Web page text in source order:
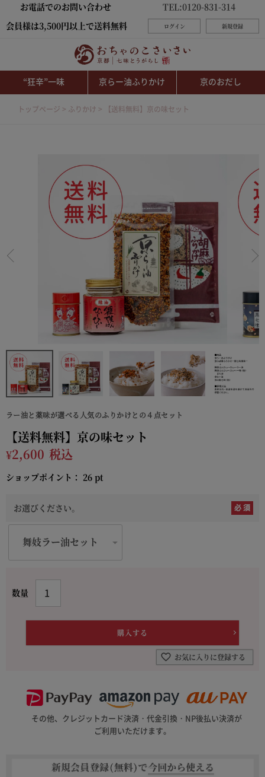
お電話でのお問い合わせ
TEL:0120-831-314
会員様は3,500円以上で送料無料
ログイン 新規登録
“狂辛”一味 京らー油ふりかけ 京のおだし
トップページ ふりかけ 【送料無料】京の味セット
ラー油と薬味が選べる人気のふりかけとの４点セット
【送料無料】京の味セット
¥2,600 税込
ショップポイント： 26 pt
お選びください。
お気に入りに登録する
その他、クレジットカード決済・代金引換・NP後払い決済が
ご利用いただけます。